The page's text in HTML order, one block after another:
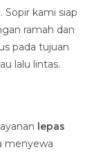
kami siap
ramah dan
pada tujuan
lalu lintas.
lepas
menyewa